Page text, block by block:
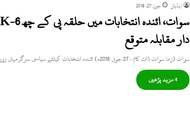
ایڈیٹر جون 27, 2018
دار مقابلہ متوقع
سوات (زما سوات ڈاٹ کام ، 27 جون 2018ء) ائندہ انتخابات کیلئے سیاسی سرگرمیاں زور و شور سے جاری ہیں…
» مزید پڑھیں